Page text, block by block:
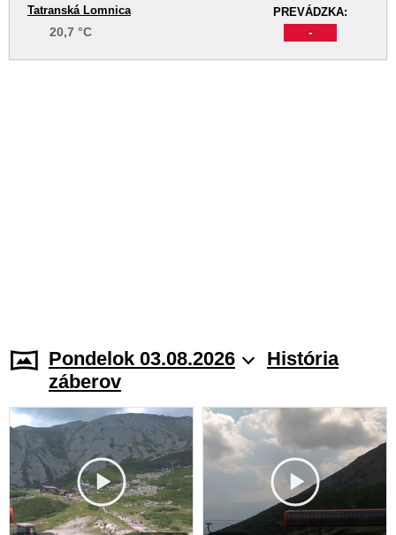
PREVÁDZKA:
-
Tatranská Lomnica
20,7 °C
Pondelok 03.08.2026
História
záberov